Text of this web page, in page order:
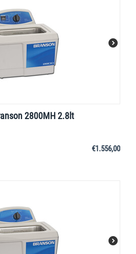
2800MH 2.8lt
€1.556,00